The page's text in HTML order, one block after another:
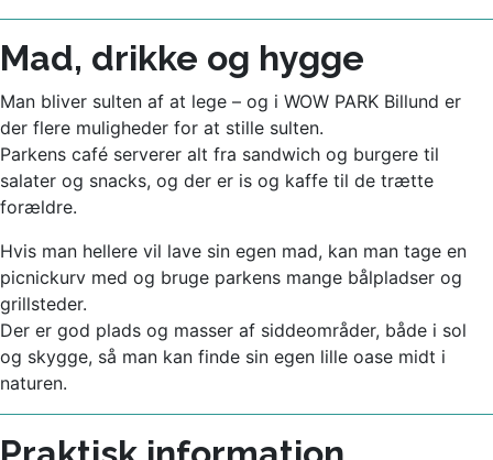
Mad, drikke og hygge
Man bliver sulten af at lege – og i WOW PARK Billund er
der flere muligheder for at stille sulten.
Parkens café serverer alt fra sandwich og burgere til
salater og snacks, og der er is og kaffe til de trætte
forældre.
Hvis man hellere vil lave sin egen mad, kan man tage en
picnickurv med og bruge parkens mange bålpladser og
grillsteder.
Der er god plads og masser af siddeområder, både i sol
og skygge, så man kan finde sin egen lille oase midt i
naturen.